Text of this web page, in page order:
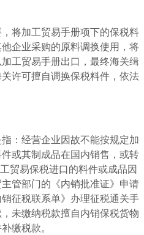
将加工贸易手册项下的保税料
企业采购的原料调换使用，将
工贸易手册出口，最终海关缉
许可擅自调换保税料件，依法
：经营企业因故不能按规定加
或其制成品在国内销售，或转
贸易保税进口的料件或成品因
管部门的《内销批准证》申请
征税联系单》办理征税通关手
未缴纳税款擅自内销保税货物
缴税款。